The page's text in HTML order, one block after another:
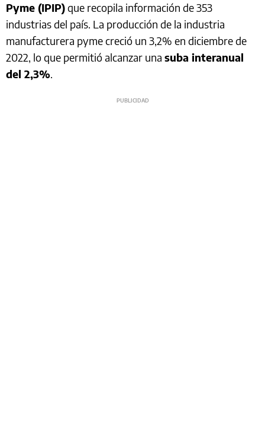
Pyme (IPIP)que recopila información de 353
industrias del país. La producción de la industria
manufacturera pyme creció un 3,2% en diciembre de
2022, lo que permitió alcanzar una suba interanual
del 2,3%.